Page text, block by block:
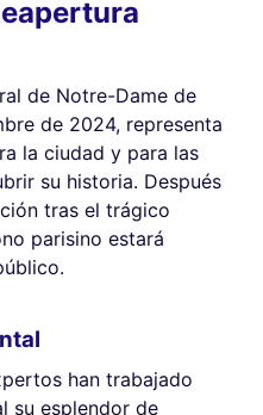
de Notre-Dame de
de 2024, representa
la ciudad y para las
su historia. Después
tras el trágico
parisino estará
han trabajado
su esplendor de